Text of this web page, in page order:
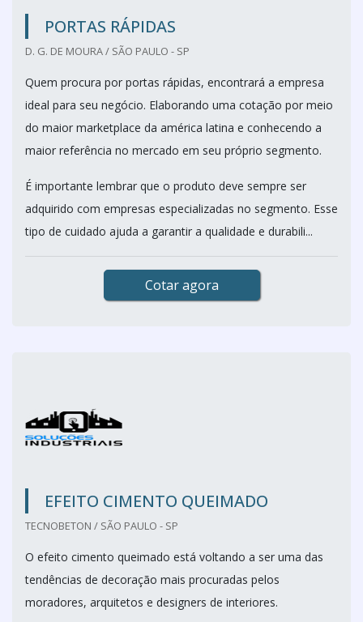
PORTAS RÁPIDAS
D. G. DE MOURA / SÃO PAULO - SP
Quem procura por portas rápidas, encontrará a empresa
ideal para seu negócio. Elaborando uma cotação por meio
do maior marketplace da américa latina e conhecendo a
maior referência no mercado em seu próprio segmento.
É importante lembrar que o produto deve sempre ser
adquirido com empresas especializadas no segmento. Esse
tipo de cuidado ajuda a garantir a qualidade e durabili...
Cotar agora
EFEITO CIMENTO QUEIMADO
TECNOBETON / SÃO PAULO - SP
O efeito cimento queimado está voltando a ser uma das
tendências de decoração mais procuradas pelos
moradores, arquitetos e designers de interiores.